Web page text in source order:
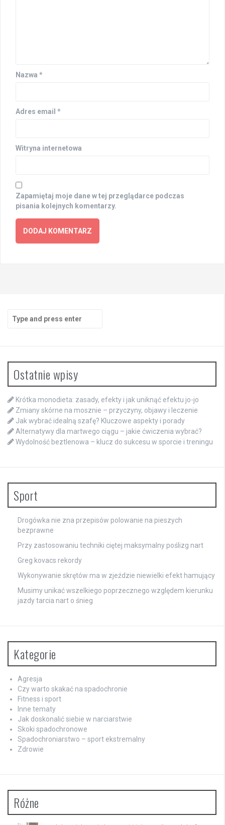
Nazwa *
Adres email *
Witryna internetowa
Zapamiętaj moje dane w tej przeglądarce podczas
pisania kolejnych komentarzy.
Search
for:
Ostatnie wpisy
Krótka monodieta: zasady, efekty i jak uniknąć efektu jo-jo
Zmiany skórne na mosznie – przyczyny, objawy i leczenie
Jak wybrać idealną szafę? Kluczowe aspekty i porady
Alternatywy dla martwego ciągu – jakie ćwiczenia wybrać?
Wydolność beztlenowa – klucz do sukcesu w sporcie i treningu
Sport
Drogówka nie zna przepisów polowanie na pieszych
bezprawne
Przy zastosowaniu techniki ciętej maksymalny poślizg nart
Greg kovacs rekordy
Wykonywanie skrętów ma w zjeździe niewielki efekt hamujący
Musimy unikać wszelkiego poprzecznego względem kierunku
jazdy tarcia nart o śnieg
Kategorie
Agresja
Czy warto skakać na spadochronie
Fitness i sport
Inne tematy
Jak doskonalić siebie w narciarstwie
Skoki spadochronowe
Spadochroniarstwo – sport ekstremalny
Zdrowie
Różne